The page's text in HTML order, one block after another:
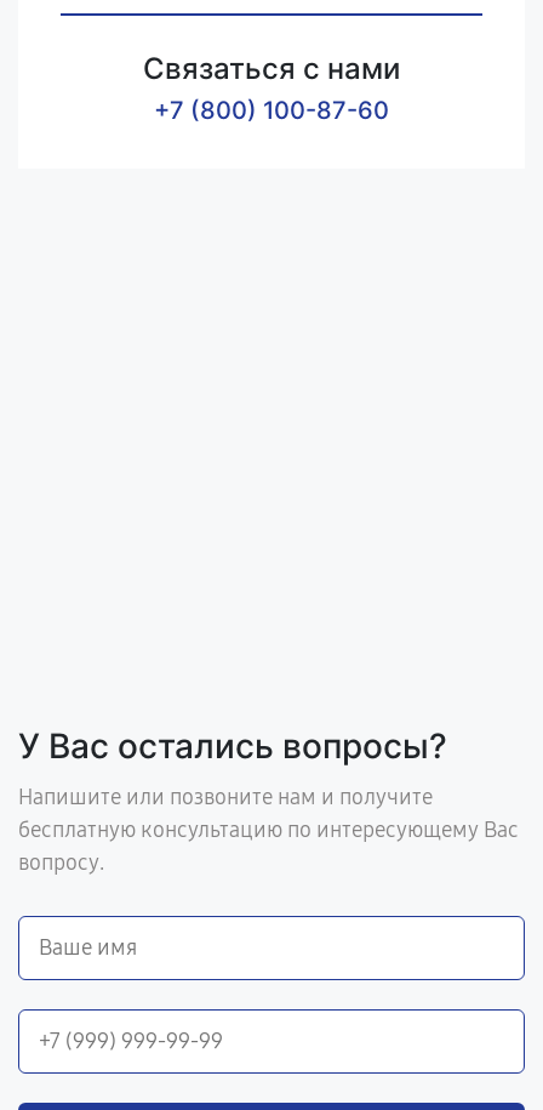
Связаться с нами
+7 (800) 100-87-60
У Вас остались вопросы?
Напишите или позвоните нам и получите
бесплатную консультацию по интересующему Вас
вопросу.